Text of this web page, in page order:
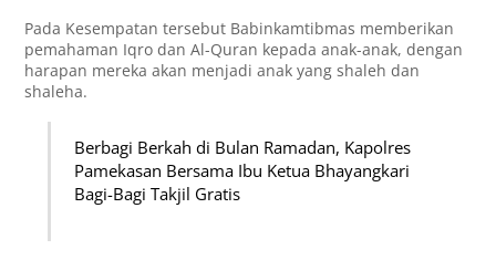
Pada Kesempatan tersebut Babinkamtibmas memberikan
pemahaman Iqro dan Al-Quran kepada anak-anak, dengan
harapan mereka akan menjadi anak yang shaleh dan
shaleha.
Berbagi Berkah di Bulan Ramadan, Kapolres
Pamekasan Bersama Ibu Ketua Bhayangkari
Bagi-Bagi Takjil Gratis